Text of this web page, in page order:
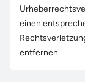
einen
entfernen.